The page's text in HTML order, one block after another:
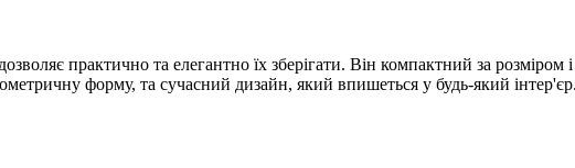
практично та елегантно їх зберігати. Він компактний за розміром
форму, та сучасний дизайн, який впишеться у будь-який інтер'єр.